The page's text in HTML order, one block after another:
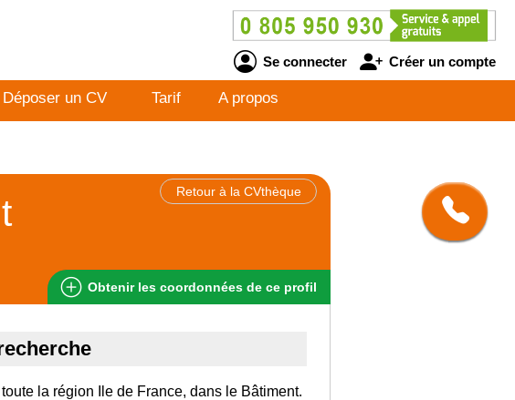
Se connecter Créer un compte
Déposer un CV Tarif A propos
Retour à la CVthèque
Obtenir les coordonnées de ce profil
la région Ile de France, dans le Bâtiment.